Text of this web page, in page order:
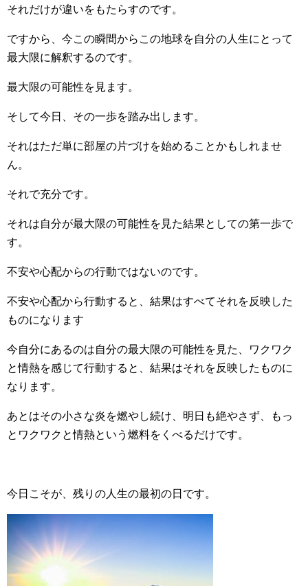
それだけが違いをもたらすのです。
ですから、今この瞬間からこの地球を自分の人生にとって
最大限に解釈するのです。
最大限の可能性を見ます。
そして今日、その一歩を踏み出します。
それはただ単に部屋の片づけを始めることかもしれませ
ん。
それで充分です。
それは自分が最大限の可能性を見た結果としての第一歩で
す。
不安や心配からの行動ではないのです。
不安や心配から行動すると、結果はすべてそれを反映した
ものになります
今自分にあるのは自分の最大限の可能性を見た、ワクワク
と情熱を感じて行動すると、結果はそれを反映したものに
なります。
あとはその小さな炎を燃やし続け、明日も絶やさず、もっ
とワクワクと情熱という燃料をくべるだけです。
今日こそが、残りの人生の最初の日です。